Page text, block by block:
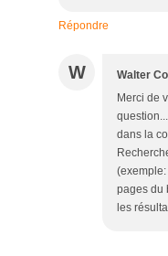
Répondre
W Walter
Merci de
dans la
pages du
les